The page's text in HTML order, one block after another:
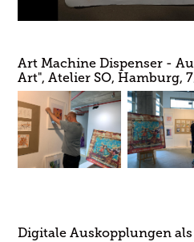
Art Machine Dispenser -
Art", Atelier SO, Hamburg,
Digitale Auskopplungen